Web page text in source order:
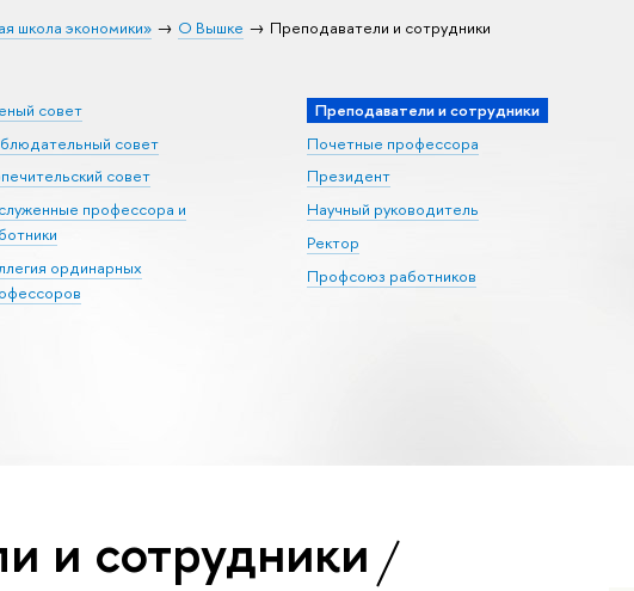
школа экономики» О Вышке Преподаватели и сотрудники
совет
совет
совет
профессора и
ординарных
Преподаватели и сотрудники
Почетные профессора
Президент
Научный руководитель
Ректор
Профсоюз работников
и сотрудники